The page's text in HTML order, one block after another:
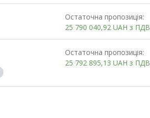
Остаточна пропозиція:
25 790 040,92UAHз ПДВ
Остаточна пропозиція:
25 792 895,13UAHз ПДВ